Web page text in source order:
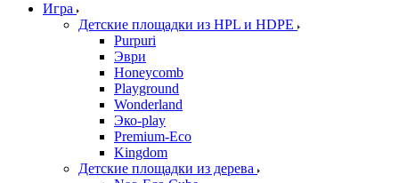
Игра
Детские площадки из HPL и HDPE
Purpuri
Эври
Honeycomb
Playground
Wonderland
Эко-play
Premium-Eco
Kingdom
Детские площадки из дерева